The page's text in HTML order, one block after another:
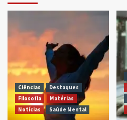
Ciências
Destaques
Filosofia
Matérias
Notícias
Saúde Mental